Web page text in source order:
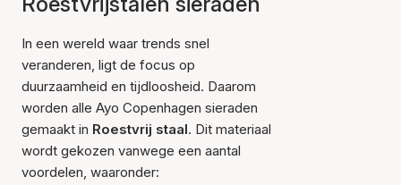
In een wereld waar trends snel
veranderen, ligt de focus op
duurzaamheid en tijdloosheid. Daarom
worden alle Ayo Copenhagen sieraden
gemaakt in Roestvrij staal. Dit materiaal
wordt gekozen vanwege een aantal
voordelen, waaronder: